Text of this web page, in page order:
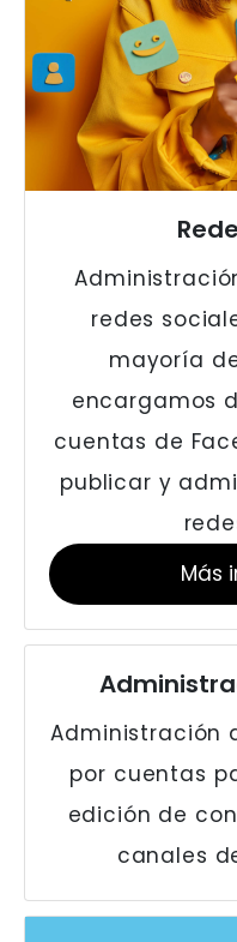
redes
mayoría
encargamos
cuentas de
publicar y
Más
Administración
por cuentas
edición de
canales